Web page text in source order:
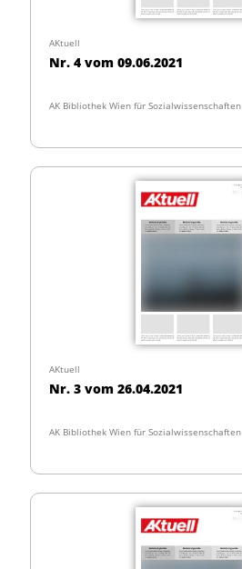
AKtuell
Nr. 4 vom 09.06.2021
AK Bibliothek Wien für Sozialwissenschaften
AKtuell
Nr. 3 vom 26.04.2021
AK Bibliothek Wien für Sozialwissenschaften